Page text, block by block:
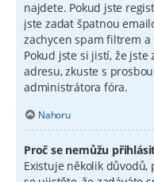
najdete. Pokud jste
jste zadat špatnou
zachycen spam filtrem a
Pokud jste si jistí, že
adresu, zkuste s
administrátora fóra.
Nahoru
Proč se nemůžu
Existuje několik